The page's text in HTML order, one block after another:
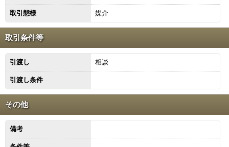
取引態様 媒介
取引条件等
引渡し 相談
引渡し条件
その他
備考